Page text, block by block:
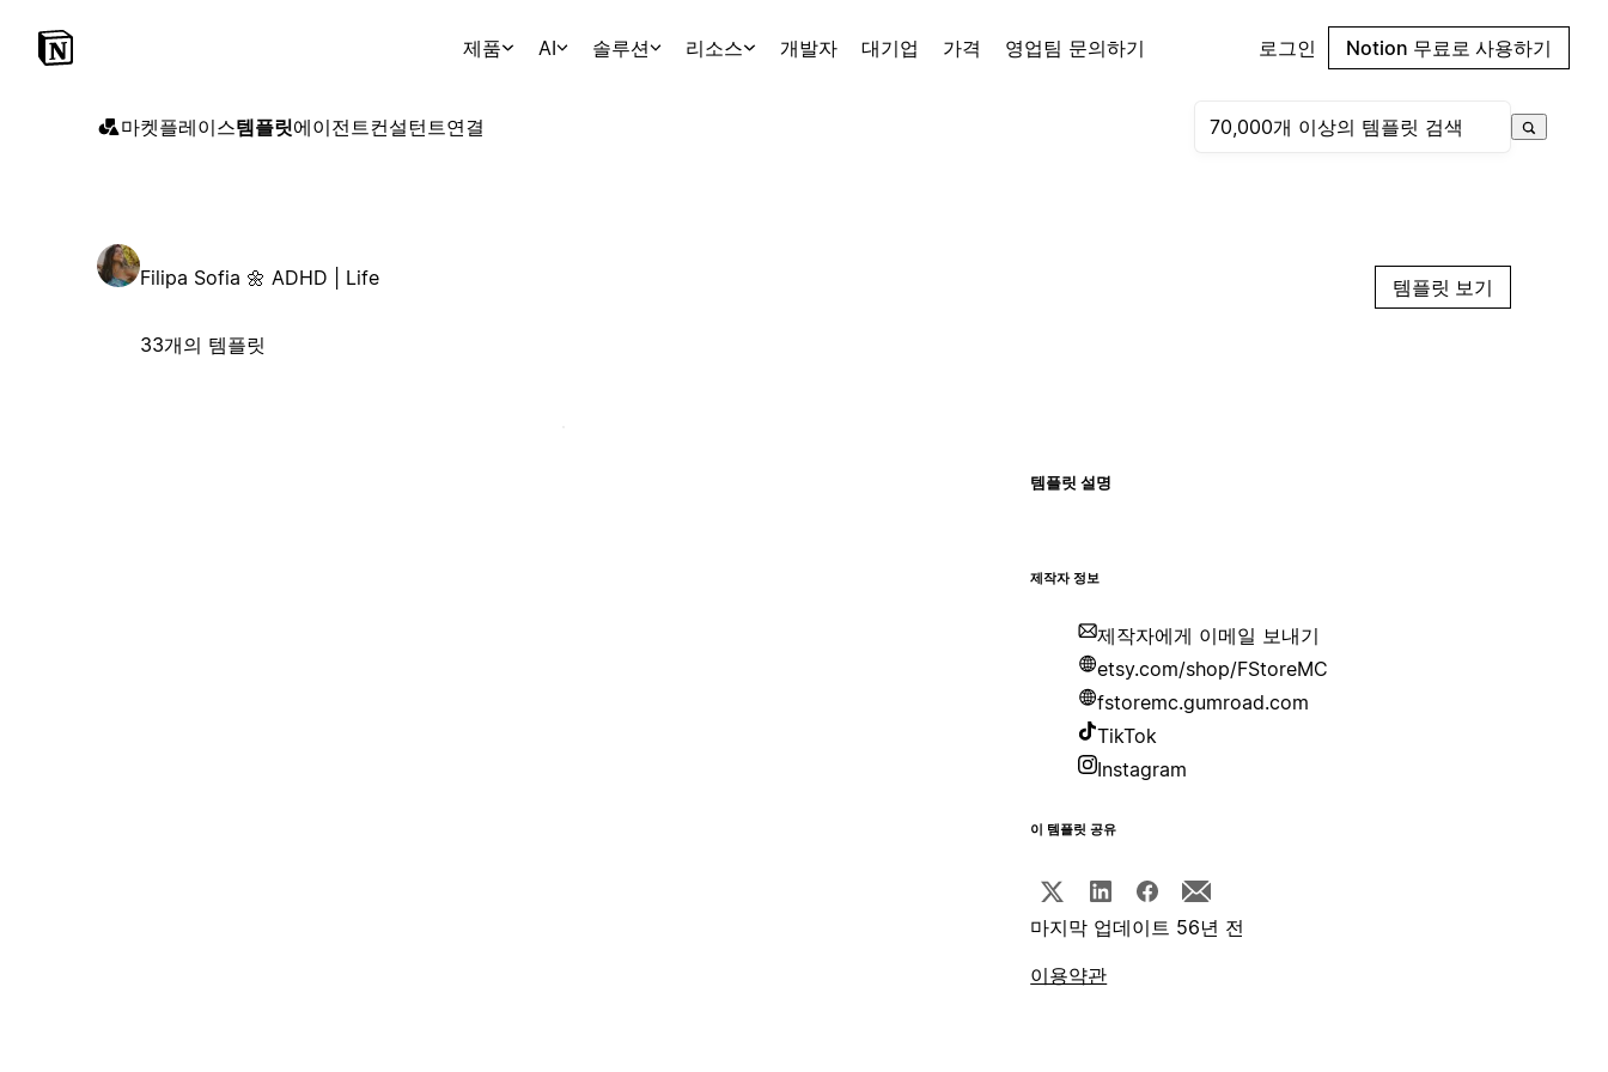
제품 AI 솔루션 리소스 개발자 대기업 가격 영업팀 문의하기 로그인 Notion 무료로 사용하기
마켓플레이스템플릿에이전트컨설턴트연결
Filipa Sofia 🌼 ADHD | Life
33개의 템플릿
템플릿 보기
템플릿 설명
제작자 정보
제작자에게 이메일 보내기
etsy.com/shop/FStoreMC
fstoremc.gumroad.com
TikTok
Instagram
이 템플릿 공유
마지막 업데이트 56년 전
이용약관